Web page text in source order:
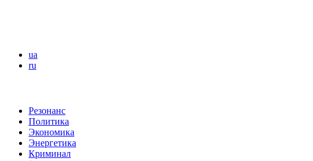
ua
ru
Резонанс
Политика
Экономика
Энергетика
Криминал